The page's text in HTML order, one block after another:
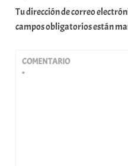
Tu dirección de correo
campos obligatorios están
COMENTARIO
*